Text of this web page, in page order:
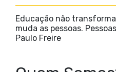
Educação não
muda as pessoas.
Paulo Freire